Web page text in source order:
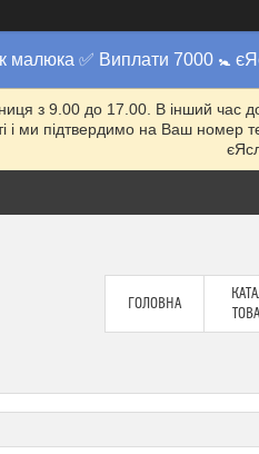
малюка ✅ Виплати 7000 🚼
з 9.00 до 17.00. В інший
і ми підтвердимо на Ваш
ГОЛОВНА